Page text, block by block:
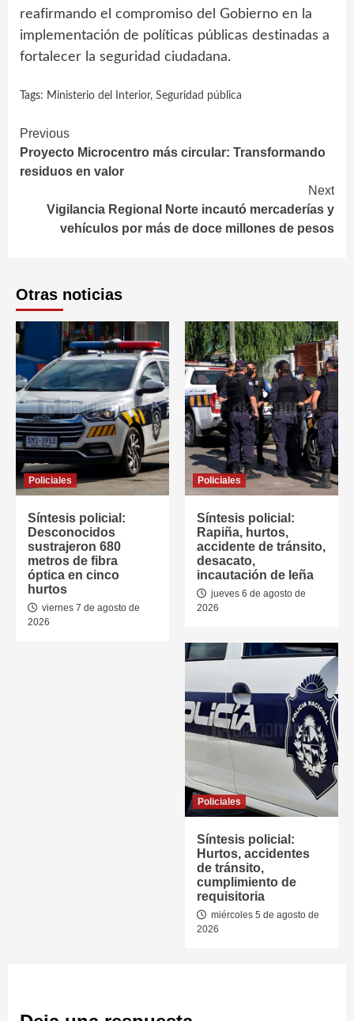
reafirmando el compromiso del Gobierno en la
implementación de políticas públicas destinadas a
fortalecer la seguridad ciudadana.
Tags: Ministerio del Interior, Seguridad pública
Continue
Reading
Previous
Proyecto Microcentro más circular: Transformando
residuos en valor
Next
Vigilancia Regional Norte incautó mercaderías y
vehículos por más de doce millones de pesos
Otras noticias
Policiales
Síntesis policial:
Desconocidos
sustrajeron 680
metros de fibra
óptica en cinco
hurtos
viernes 7 de agosto de
2026
Policiales
Síntesis policial:
Rapiña, hurtos,
accidente de tránsito,
desacato,
incautación de leña
jueves 6 de agosto de
2026
Policiales
Síntesis policial:
Hurtos, accidentes
de tránsito,
cumplimiento de
requisitoria
miércoles 5 de agosto de
2026